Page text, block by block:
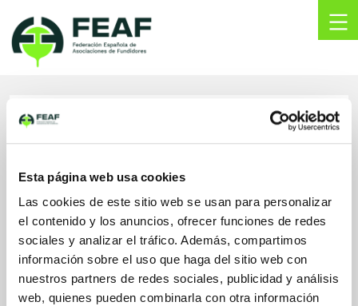
Esta página web usa cookies
Las cookies de este sitio web se usan para personalizar
el contenido y los anuncios, ofrecer funciones de redes
sociales y analizar el tráfico. Además, compartimos
información sobre el uso que haga del sitio web con
nuestros partners de redes sociales, publicidad y análisis
web, quienes pueden combinarla con otra información
content
de
Asociaciones
de EURO-EQUIP, S.L.
POLIGONO INDUSTRIAL LA CRUZ
PARCELA 4-5 48196 LEZAMA, BIZKAIA
48196, LEZAMA
Bizkaia, ESPAÑA
euroequip@euroequip.es
www.euroequip.es/
944761244
944761247